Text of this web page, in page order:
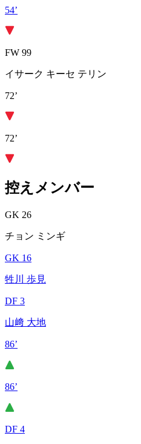
54’
FW 99
イサーク キーセ テリン
72’
72’
控えメンバー
GK 26
チョン ミンギ
GK 16
牲川 歩見
DF 3
山﨑 大地
86’
86’
DF 4